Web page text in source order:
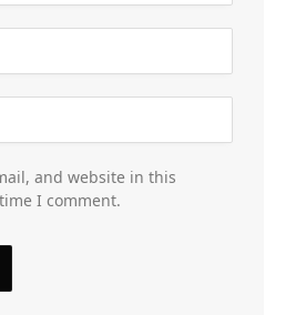
and website in this
I comment.